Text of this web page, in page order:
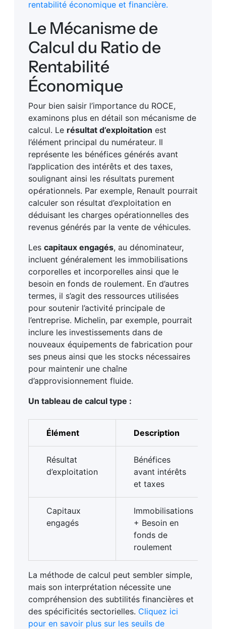
rentabilité économique et financière.
Le Mécanisme de
Calcul du Ratio de
Rentabilité
Économique
Pour bien saisir l’importance du ROCE,
examinons plus en détail son mécanisme de
calcul. Le résultat d’exploitation est
l’élément principal du numérateur. Il
représente les bénéfices générés avant
l’application des intérêts et des taxes,
soulignant ainsi les résultats purement
opérationnels. Par exemple, Renault pourrait
calculer son résultat d’exploitation en
déduisant les charges opérationnelles des
revenus générés par la vente de véhicules.
Les capitaux engagés, au dénominateur,
incluent généralement les immobilisations
corporelles et incorporelles ainsi que le
besoin en fonds de roulement. En d’autres
termes, il s’agit des ressources utilisées
pour soutenir l’activité principale de
l’entreprise. Michelin, par exemple, pourrait
inclure les investissements dans de
nouveaux équipements de fabrication pour
ses pneus ainsi que les stocks nécessaires
pour maintenir une chaîne
d’approvisionnement fluide.
Un tableau de calcul type :
Élément Description
Résultat
d’exploitation
Bénéfices
avant intérêts
et taxes
Capitaux
engagés
Immobilisations
+ Besoin en
fonds de
roulement
La méthode de calcul peut sembler simple,
mais son interprétation nécessite une
compréhension des subtilités financières et
des spécificités sectorielles. Cliquez ici
pour en savoir plus sur les seuils de